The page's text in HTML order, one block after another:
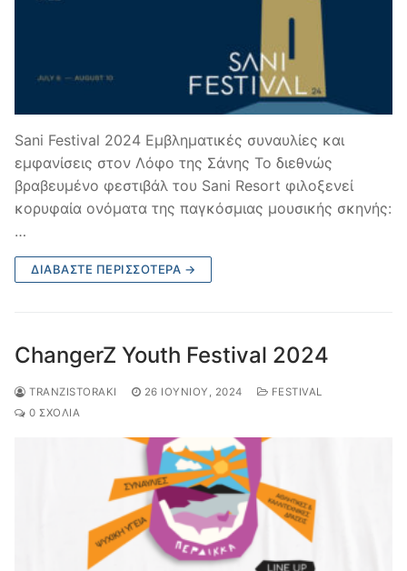
Sani Festival 2024 Εμβληματικές συναυλίες και
εμφανίσεις στον Λόφο της Σάνης Το διεθνώς
βραβευμένο φεστιβάλ του Sani Resort φιλοξενεί
κορυφαία ονόματα της παγκόσμιας μουσικής σκηνής:
…
ΔΙΑΒΆΣΤΕ ΠΕΡΙΣΣΌΤΕΡΑ →
ChangerZ Youth Festival 2024
TRANZISTORAKI 26 ΙΟΥΝΊΟΥ, 2024
FESTIVAL
0 ΣΧΌΛΙΑ